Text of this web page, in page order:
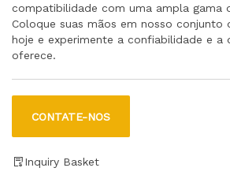
compatibilidade com uma ampla gama
Coloque suas mãos em nosso conjunto
hoje e experimente a confiabilidade e a
oferece.
CONTATE-NOS
Inquiry Basket